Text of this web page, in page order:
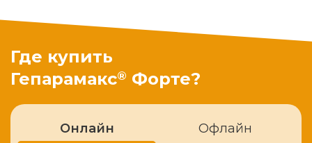
Где купить
Гепарамакс® Форте?
Онлайн Офлайн